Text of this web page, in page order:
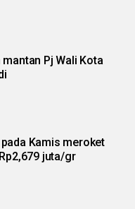
Pj Wali Kota
Kamis meroket
juta/gr